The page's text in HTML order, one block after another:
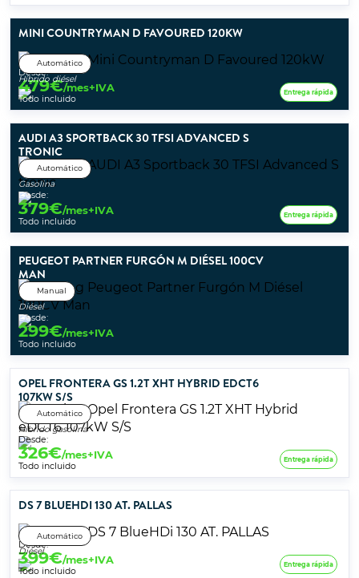
MINI COUNTRYMAN D FAVOURED 120KW
Automático
Híbrido diésel
Desde:
479€/mes+IVA
Todo incluido
Entrega rápida
AUDI A3 SPORTBACK 30 TFSI ADVANCED S
TRONIC
Automático
Gasolina
Desde:
379€/mes+IVA
Todo incluido
Entrega rápida
PEUGEOT PARTNER FURGÓN M DIÉSEL 100CV
MAN
Manual
Diésel
Desde:
299€/mes+IVA
Todo incluido
OPEL FRONTERA GS 1.2T XHT HYBRID EDCT6
107KW S/S
Automático
Híbrido gasolina
Desde:
326€/mes+IVA
Todo incluido
Entrega rápida
DS 7 BLUEHDI 130 AT. PALLAS
Automático
Diésel
Desde:
399€/mes+IVA
Todo incluido
Entrega rápida